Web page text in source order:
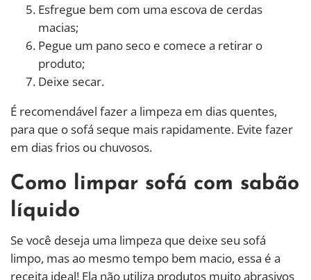
Esfregue bem com uma escova de cerdas
macias;
Pegue um pano seco e comece a retirar o
produto;
Deixe secar.
É recomendável fazer a limpeza em dias quentes,
para que o sofá seque mais rapidamente. Evite fazer
em dias frios ou chuvosos.
Como limpar sofá com sabão
líquido
Se você deseja uma limpeza que deixe seu sofá
limpo, mas ao mesmo tempo bem macio, essa é a
receita ideal! Ela não utiliza produtos muito abrasivos